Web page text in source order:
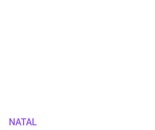
NATAL